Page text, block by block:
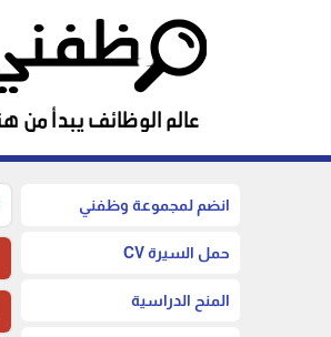
انضم لمجموعة وظفني
حمل السيرة CV
المنح الدراسية